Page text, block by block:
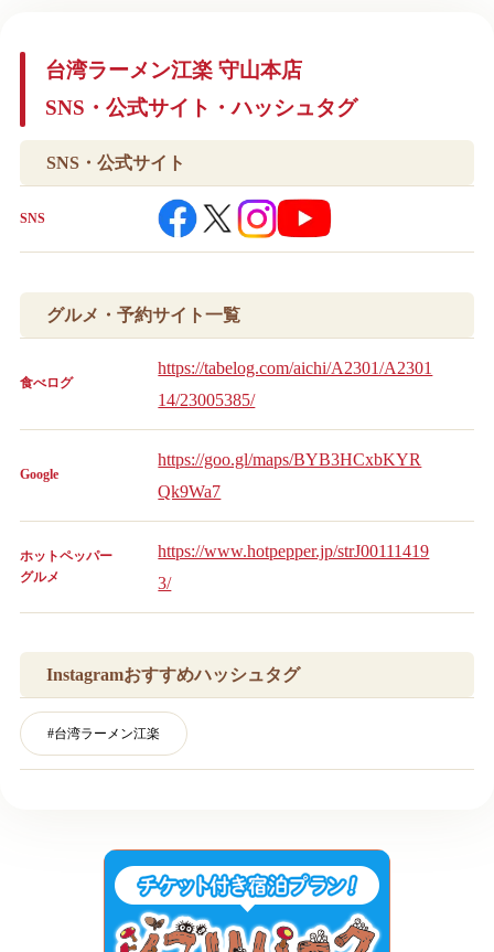
台湾ラーメン江楽 守山本店
SNS・公式サイト・ハッシュタグ
SNS・公式サイト
SNS
グルメ・予約サイト一覧
食べログ
https://tabelog.com/aichi/A2301/A2301
14/23005385/
Google
https://goo.gl/maps/BYB3HCxbKYR
Qk9Wa7
ホットペッパー
グルメ
https://www.hotpepper.jp/strJ00111419
3/
Instagramおすすめハッシュタグ
#台湾ラーメン江楽